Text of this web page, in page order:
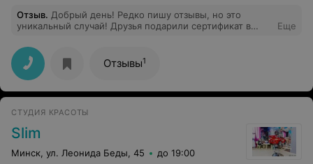
Отзыв. Добрый день! Редко пишу отзывы, но это
уникальный случай! Друзья подарили сертификат в
поняла, что в этот салон вернусь ещё не раз!
Заведение стильное и уютное, персонал очень
вежливый. Отношение как к принцессе. Сама
процедура была шикарна! Нет слов, чтобы описать
насколько. Мастер Анастасия просто богиня! Все тело
хотелось даже разговаривать. Обязательно снова
приду на SPA или массаж. Лучше этого места не
встречала в городе.
Еще
Отзывы1
СТУДИЯ КРАСОТЫ
Slim
Минск, ул. Леонида Беды, 45 до 19:00